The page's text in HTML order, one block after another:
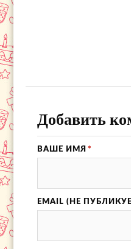
Добавить
ВАШЕ ИМЯ *
EMAIL (НЕ